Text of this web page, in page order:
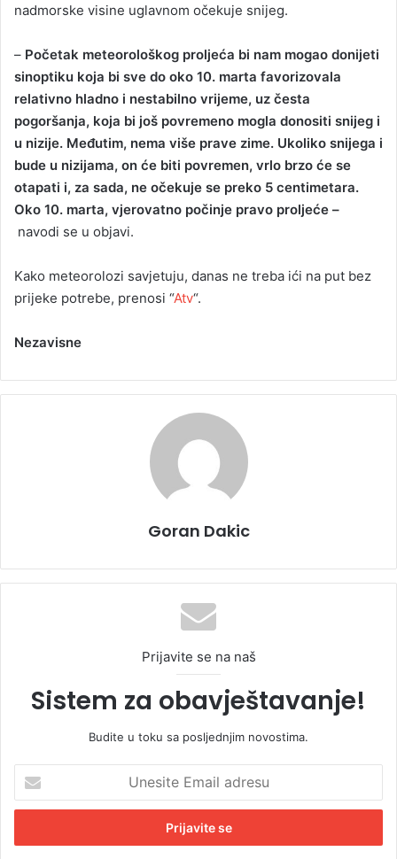
nadmorske visine uglavnom očekuje snijeg.
– Početak meteorološkog proljeća bi nam mogao donijeti
sinoptiku koja bi sve do oko 10. marta favorizovala
relativno hladno i nestabilno vrijeme, uz česta
pogoršanja, koja bi još povremeno mogla donositi snijeg i
u nizije. Međutim, nema više prave zime. Ukoliko snijega i
bude u nizijama, on će biti povremen, vrlo brzo će se
otapati i, za sada, ne očekuje se preko 5 centimetara.
Oko 10. marta, vjerovatno počinje pravo proljeće –
navodi se u objavi.
Kako meteorolozi savjetuju, danas ne treba ići na put bez
prijeke potrebe, prenosi “Atv“.
Nezavisne
Goran Dakic
Prijavite se na naš
Sistem za obavještavanje!
Budite u toku sa posljednjim novostima.
e
i